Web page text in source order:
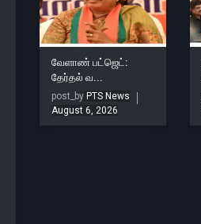
வேளாண் பட்ஜெட்:
தேர்தல் வ...
post_by PTS News
August 6, 2026